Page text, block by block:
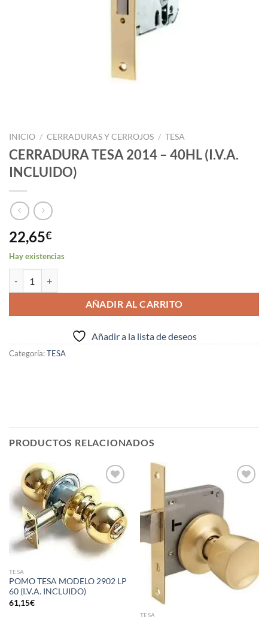
INICIO / CERRADURAS Y CERROJOS / TESA
CERRADURA TESA 2014 – 40HL (I.V.A.
INCLUIDO)
22,65€
Hay existencias
AÑADIR AL CARRITO
Añadir a la lista de deseos
Categoría:TESA
PRODUCTOS RELACIONADOS
a la
lista de
deseos
TESA
POMO TESA MODELO 2902 LP
60 (I.V.A. INCLUIDO)
61,15€
TESA